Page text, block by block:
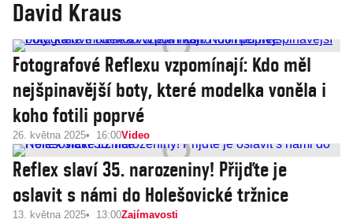
David Kraus
Fotografové Reflexu vzpomínají: Kdo měl
nejšpinavější boty, které modelka voněla i
koho fotili poprvé
26. května 2025 16:00Video
Reflex slaví 35. narozeniny! Přijďte je
oslavit s námi do Holešovické tržnice
13. května 2025 13:00Zajímavosti